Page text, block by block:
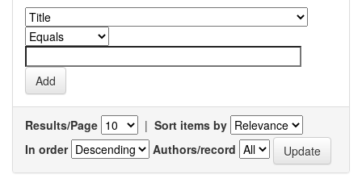
Results/Page | Sort items by
In order
Authors/record